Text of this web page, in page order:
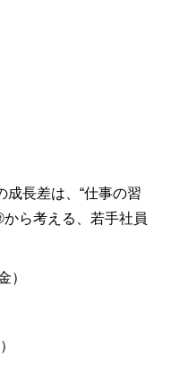
成長差は、“仕事の習
ら考える、若手社員
）